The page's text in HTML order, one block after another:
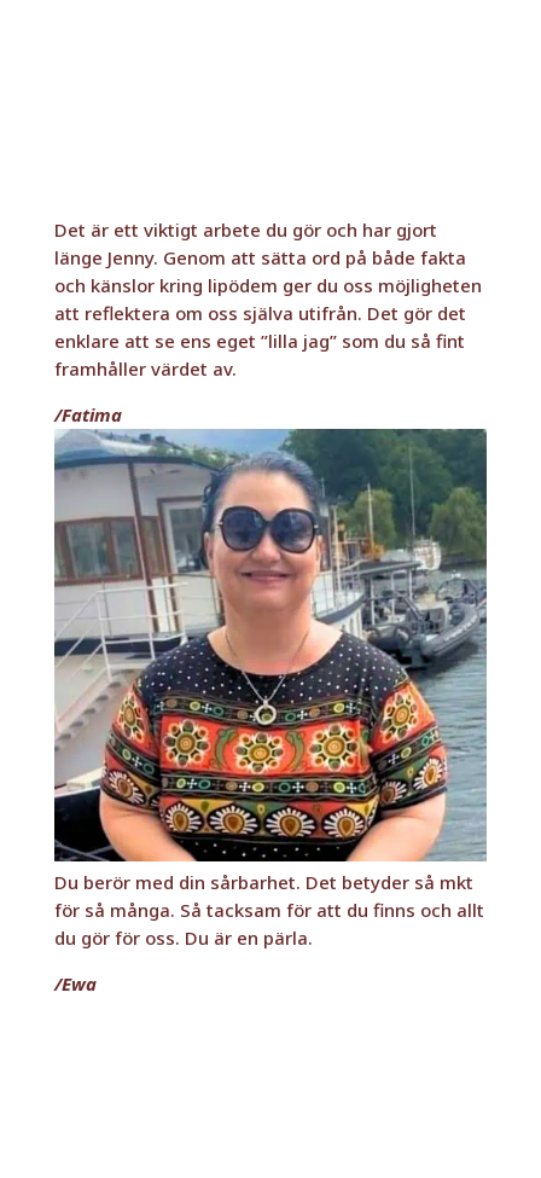
Det är ett viktigt arbete du gör och har gjort
länge Jenny. Genom att sätta ord på både fakta
och känslor kring lipödem ger du oss möjligheten
att reflektera om oss själva utifrån. Det gör det
enklare att se ens eget ”lilla jag” som du så fint
framhåller värdet av.
/Fatima
Du berör med din sårbarhet. Det betyder så mkt
för så många. Så tacksam för att du finns och allt
du gör för oss. Du är en pärla.
/Ewa